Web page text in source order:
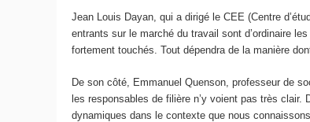
Jean Louis Dayan, qui a dirigé le CEE (Centre
entrants sur le marché du travail sont d’ordinaire
fortement touchés. Tout dépendra de la manière
De son côté, Emmanuel Quenson, professeur de
les responsables de filière n’y voient pas très
dynamiques dans le contexte que nous